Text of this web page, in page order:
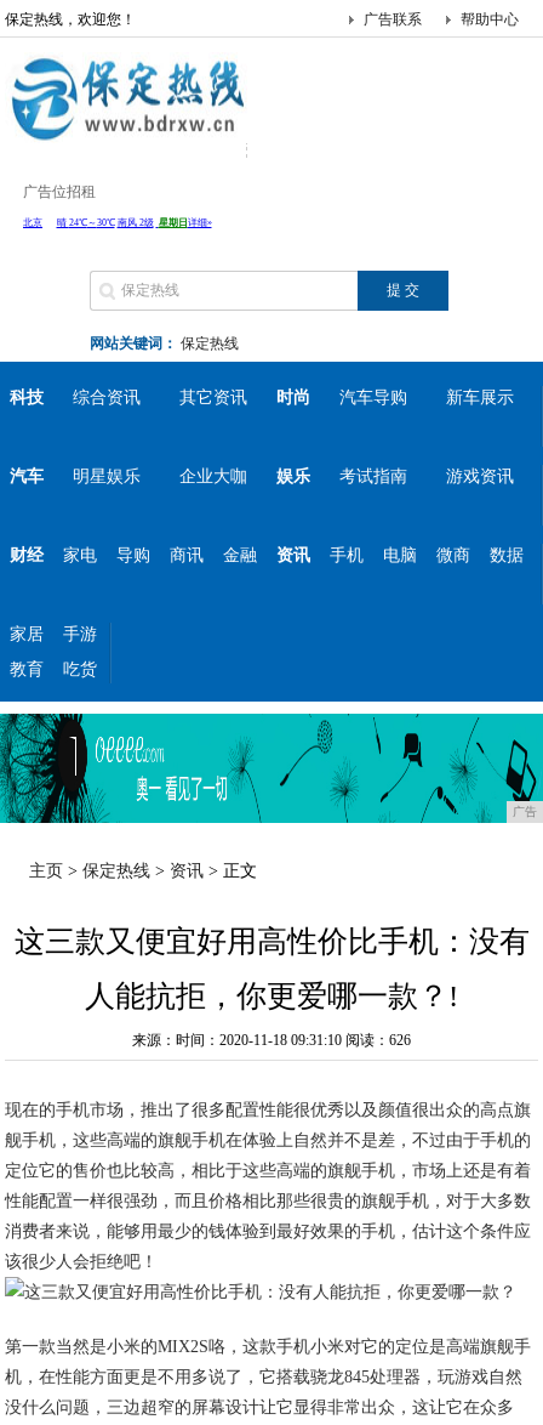
保定热线，欢迎您！ 帮助中心
广告联系
广告位招租
网站关键词： 保定热线
科技 综合资讯 其它资讯 时尚 汽车导购 新车展示
汽车 明星娱乐 企业大咖 娱乐 考试指南 游戏资讯
财经 家电 导购 商讯 金融 资讯 手机 电脑 微商 数据
家居
手游
教育
吃货
广告
主页 >保定热线 > 资讯 > 正文
这三款又便宜好用高性价比手机：没有
人能抗拒，你更爱哪一款？!
来源：时间：2020-11-18 09:31:10 阅读：626
现在的手机市场，推出了很多配置性能很优秀以及颜值很出众的高点旗
舰手机，这些高端的旗舰手机在体验上自然并不是差，不过由于手机的
定位它的售价也比较高，相比于这些高端的旗舰手机，市场上还是有着
性能配置一样很强劲，而且价格相比那些很贵的旗舰手机，对于大多数
消费者来说，能够用最少的钱体验到最好效果的手机，估计这个条件应
该很少人会拒绝吧！
第一款当然是小米的MIX2S咯，这款手机小米对它的定位是高端旗舰手
机，在性能方面更是不用多说了，它搭载骁龙845处理器，玩游戏自然
没什么问题，三边超窄的屏幕设计让它显得非常出众，这让它在众多